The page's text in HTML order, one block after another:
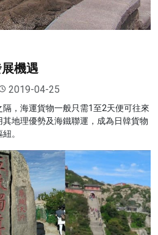
機遇
2019-04-25
，海運貨物一般只需1至2天便可往來
地理優勢及海鐵聯運，成為日韓貨物
。